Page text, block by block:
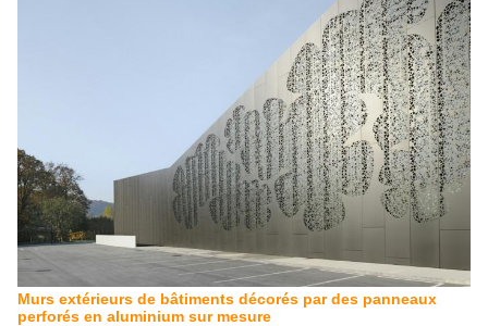
Murs extérieurs de bâtiments décorés par des panneaux
perforés en aluminium sur mesure